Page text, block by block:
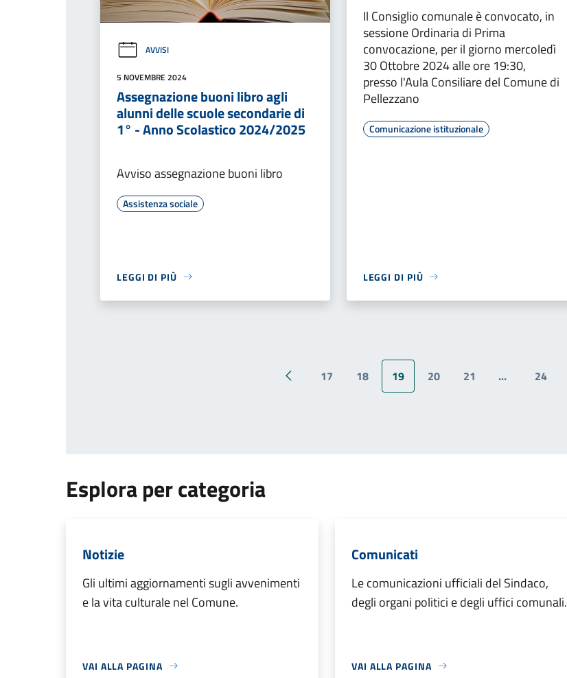
AVVISI
5 NOVEMBRE 2024
Assegnazione buoni libro agli
alunni delle scuole secondarie di
1° - Anno Scolastico 2024/2025
Avviso assegnazione buoni libro
Assistenza sociale
LEGGI DI PIÙ
Il Consiglio comunale è convocato, in
sessione Ordinaria di Prima
convocazione, per il giorno mercoledì
30 Ottobre 2024 alle ore 19:30,
presso l'Aula Consiliare del Comune di
Pellezzano
Comunicazione istituzionale
LEGGI DI PIÙ
Pagina precedente
17 18 19 20 21 ... 24
Esplora per categoria
Notizie
Gli ultimi aggiornamenti sugli avvenimenti
e la vita culturale nel Comune.
VAI ALLA PAGINA
Comunicati
Le comunicazioni ufficiali del Sindaco,
degli organi politici e degli uffici comunali.
VAI ALLA PAGINA